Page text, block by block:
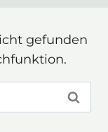
gefunden